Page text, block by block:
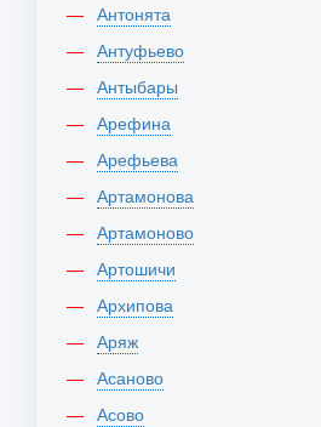
Антонята
Антуфьево
Антыбары
Арефина
Арефьева
Артамонова
Артамоново
Артошичи
Архипова
Аряж
Асаново
Асово